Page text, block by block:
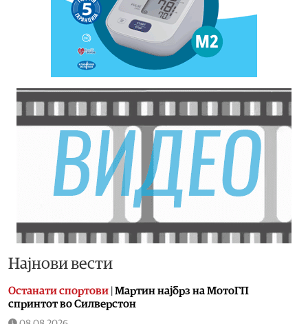
Најнови вести
Останати спортови Мартин најбрз на МотоГП
спринтот во Силверстон